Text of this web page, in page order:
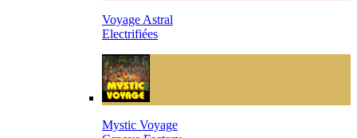
Voyage Astral
Electrifiées
Mystic Voyage